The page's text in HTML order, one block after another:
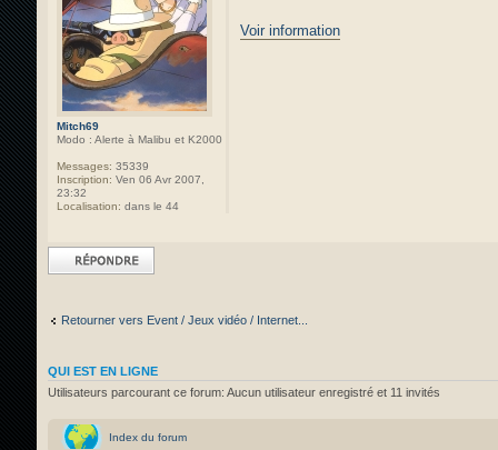
Mitch69
Modo : Alerte à Malibu et K2000
Messages: 35339
Inscription: Ven 06 Avr 2007,
23:32
Localisation: dans le 44
Voir information
Répondre
Retourner vers Event / Jeux vidéo / Internet...
QUI EST EN LIGNE
Utilisateurs parcourant ce forum: Aucun utilisateur enregistré et 11 invités
Index du forum